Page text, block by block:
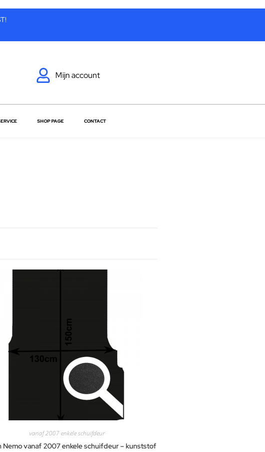
Mijn account
SHOP PAGE CONTACT
vanaf 2007 enkele schuifdeur
Nemo vanaf 2007 enkele schuifdeur – kunststof